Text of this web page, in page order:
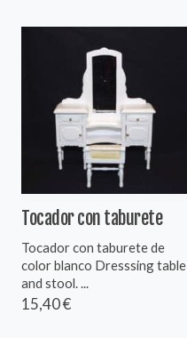
Tocador con taburete
Tocador con taburete de
color blanco Dresssing table
and stool. ...
15,40 €